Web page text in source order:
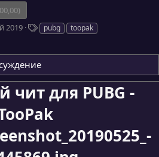
2019
Т pubg
toopak
чит для PUBG -